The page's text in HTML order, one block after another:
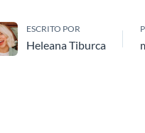
ESCRITO POR
Heleana Tiburca